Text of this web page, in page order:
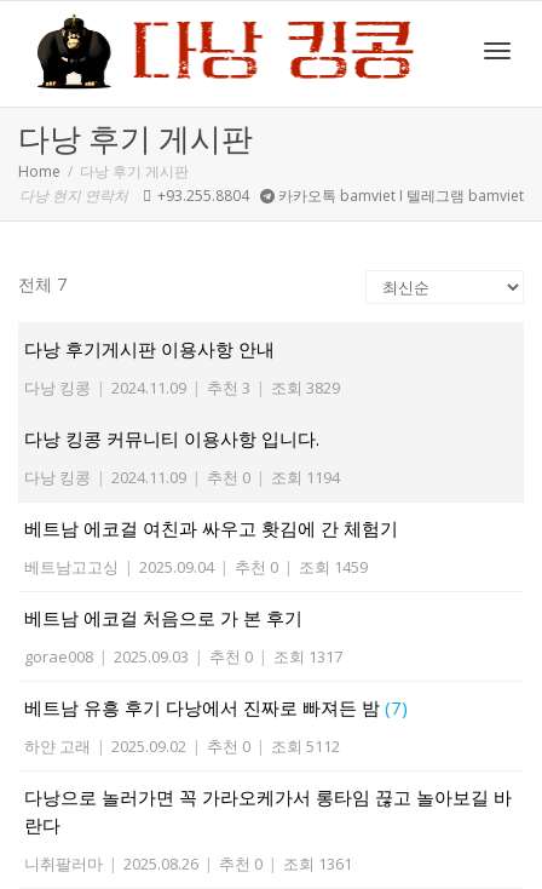
다낭 후기 게시판
Home
다낭 후기 게시판
다낭 현지 연락처
+93.255.8804 카카오톡 bamviet I 텔레그램 bamviet
전체 7
다낭 후기게시판 이용사항 안내
다낭 킹콩 | 2024.11.09 | 추천 3 | 조회 3829
다낭 킹콩 커뮤니티 이용사항 입니다.
다낭 킹콩 | 2024.11.09 | 추천 0 | 조회 1194
베트남 에코걸 여친과 싸우고 홧김에 간 체험기
베트남고고싱 | 2025.09.04 | 추천 0 | 조회 1459
베트남 에코걸 처음으로 가 본 후기
gorae008 | 2025.09.03 | 추천 0 | 조회 1317
베트남 유흥 후기 다낭에서 진짜로 빠져든 밤 (7)
하얀 고래 | 2025.09.02 | 추천 0 | 조회 5112
다낭으로 놀러가면 꼭 가라오케가서 롱타임 끊고 놀아보길 바
란다
니취팔러마 | 2025.08.26 | 추천 0 | 조회 1361